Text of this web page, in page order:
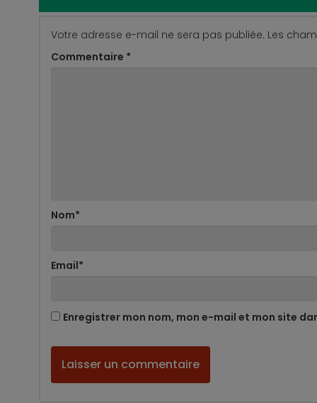
Votre adresse e-mail ne sera pas publiée. Les
Commentaire *
Nom*
Email*
Enregistrer mon nom, mon e-mail et mon site